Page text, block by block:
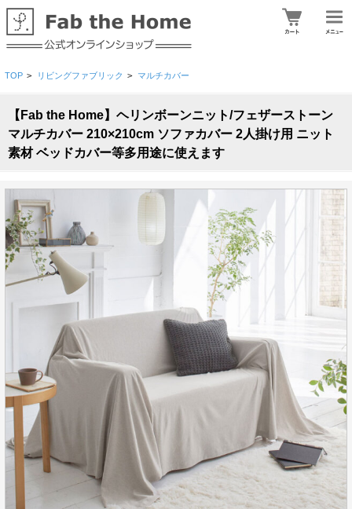
TOP > リビングファブリック > マルチカバー
【Fab the Home】ヘリンボーンニット/フェザーストーン
マルチカバー 210×210cm ソファカバー 2人掛け用 ニット
素材 ベッドカバー等多用途に使えます